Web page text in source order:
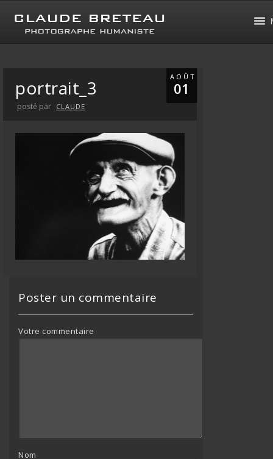
AOÛT
01
portrait_3
posté par CLAUDE
Poster un commentaire
Votre commentaire
Nom